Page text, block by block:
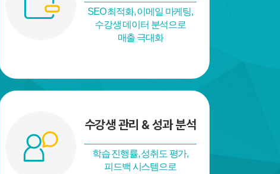
SEO 최적화, 이메일 마케팅,
수강생 데이터 분석으로
매출 극대화
수강생 관리 & 성과 분석
학습 진행률, 성취도 평가,
피드백 시스템으로